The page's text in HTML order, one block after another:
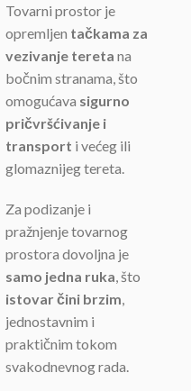
Tovarni prostor je
opremljen tačkama za
vezivanje tereta na
bočnim stranama, što
omogućava sigurno
pričvršćivanje i
transport i većeg ili
glomaznijeg tereta.
Za podizanje i
pražnjenje tovarnog
prostora dovoljna je
samo jedna ruka , što
istovar čini brzim
jednostavnim i
praktičnim tokom
svakodnevnog rada.